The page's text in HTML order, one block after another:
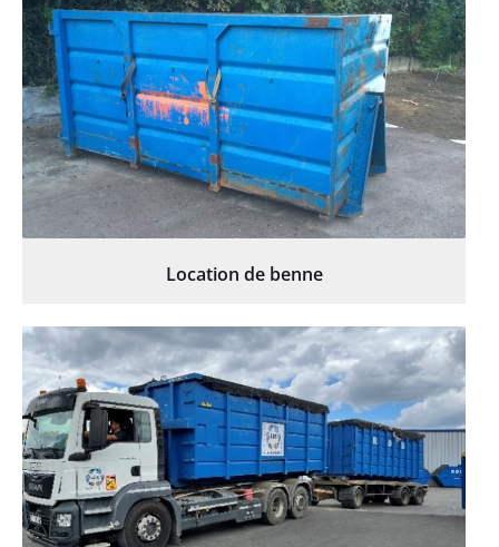
Location de benne